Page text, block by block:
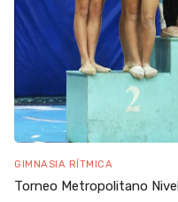
GIMNASIA RÍTMICA
Torneo Metropolitano